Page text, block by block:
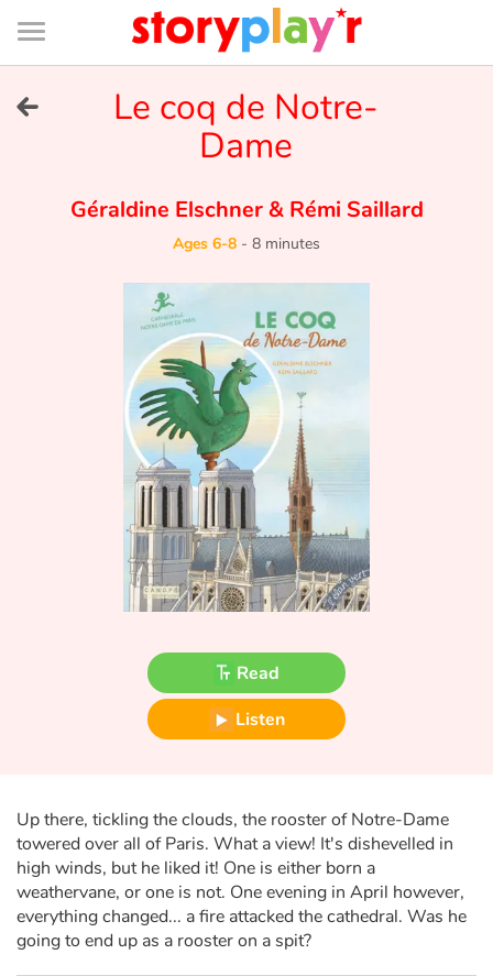
Connexion
Bibliothèque
de
page
Try for free
Tales and classics in french
Fable, myth, literature and poetry
Princesses and princes, kings, queens and dragons
Ogres, monsters and witches
Heroines and Heroes
Ecology, nature, seasons
Travel, epic, investigation, adventure
Around the world
Learning
Le coq de Notre-
Dame
Géraldine Elschner&Rémi Saillard
Ages 6-8 - 8 minutes
Read
Listen
Up there, tickling the clouds, the rooster of Notre-Dame
towered over all of Paris. What a view! It's dishevelled in
high winds, but he liked it! One is either born a
weathervane, or one is not. One evening in April however,
everything changed... a fire attacked the cathedral. Was he
going to end up as a rooster on a spit?